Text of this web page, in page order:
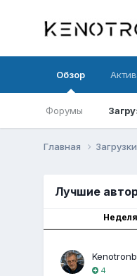
Обзор
Форумы
Главная Загрузки
Лучшие
Неделя
4